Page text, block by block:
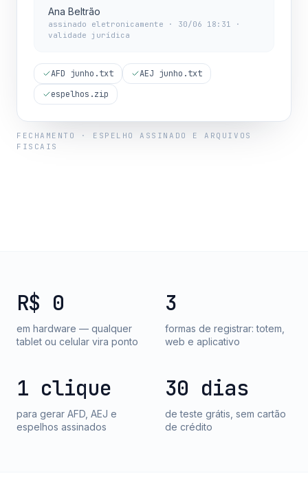
Ana Beltrão
assinado eletronicamente · 30/06 18:31 ·
validade jurídica
AFD junho.txt
AEJ junho.txt
espelhos.zip
FECHAMENTO · ESPELHO ASSINADO E ARQUIVOS
FISCAIS
R$ 0
em hardware — qualquer
tablet ou celular vira ponto
3
formas de registrar: totem,
web e aplicativo
1 clique
para gerar AFD, AEJ e
espelhos assinados
30 dias
de teste grátis, sem cartão
de crédito